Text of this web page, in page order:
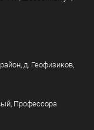
д. Геофизиков,
Профессора